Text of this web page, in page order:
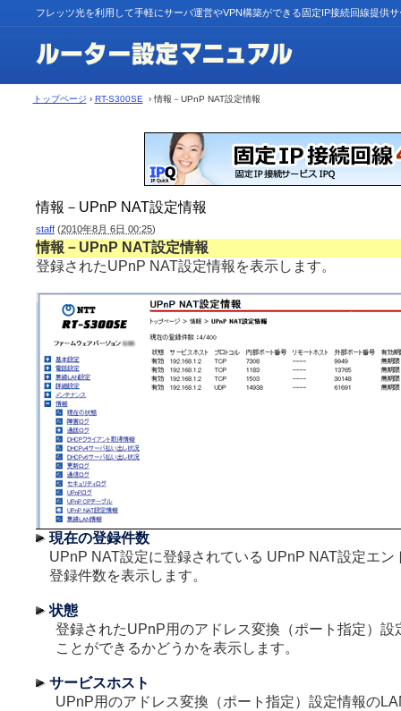
フレッツ光を利用して手軽にサーバ運営やVPN構築ができる固定IP接続回線提供
トップページ › RT-S300SE › 情報－UPnP NAT設定情報
情報－UPnP NAT設定情報
staff (2010年8月 6日 00:25)
情報－UPnP NAT設定情報
登録されたUPnP NAT設定情報を表示します。
現在の登録件数
UPnP NAT設定に登録されている UPnP NAT設定エン
登録件数を表示します。
状態
登録されたUPnP用のアドレス変換（ポート指定）設
ことができるかどうかを表示します。
サービスホスト
UPnP用のアドレス変換（ポート指定）設定情報の